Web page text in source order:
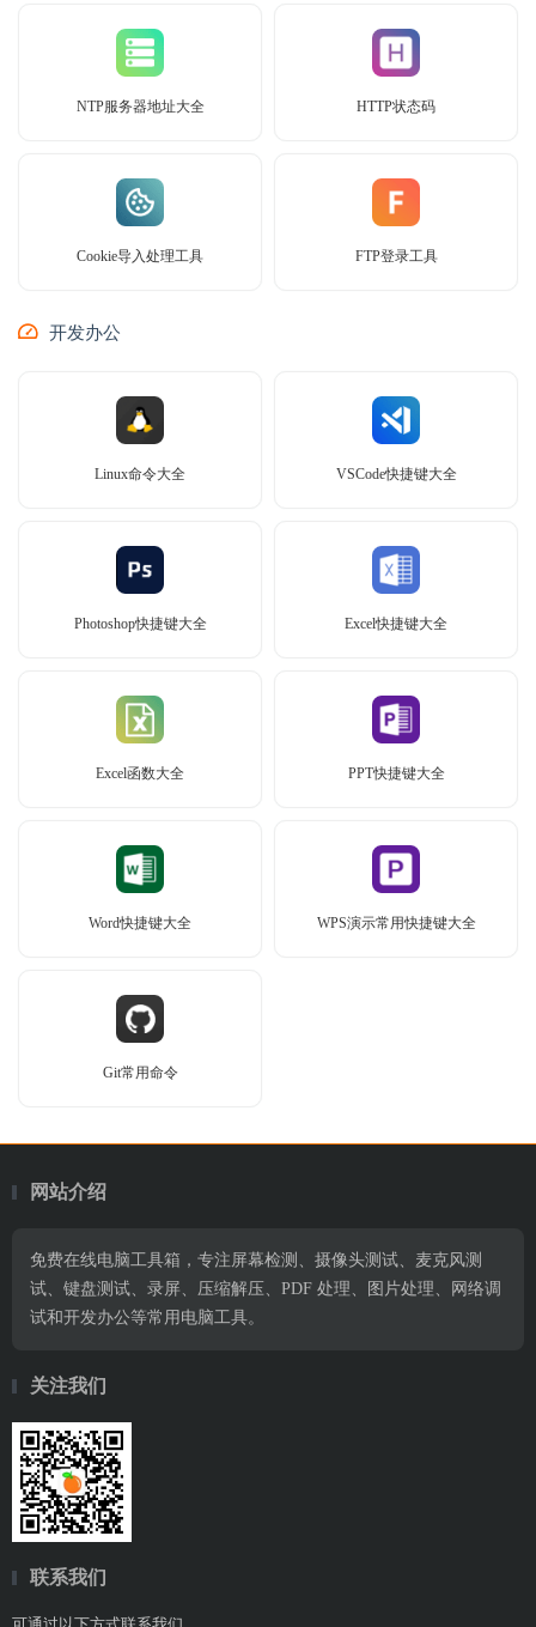
NTP服务器地址大全 HTTP状态码
Cookie导入处理工具 FTP登录工具
开发办公
Linux命令大全 VSCode快捷键大全
Photoshop快捷键大全 Excel快捷键大全
Excel函数大全 PPT快捷键大全
Word快捷键大全 WPS演示常用快捷键大全
Git常用命令
网站介绍
免费在线电脑工具箱，专注屏幕检测、摄像头测试、麦克风测
试、键盘测试、录屏、压缩解压、PDF 处理、图片处理、网络调
试和开发办公等常用电脑工具。
关注我们
联系我们